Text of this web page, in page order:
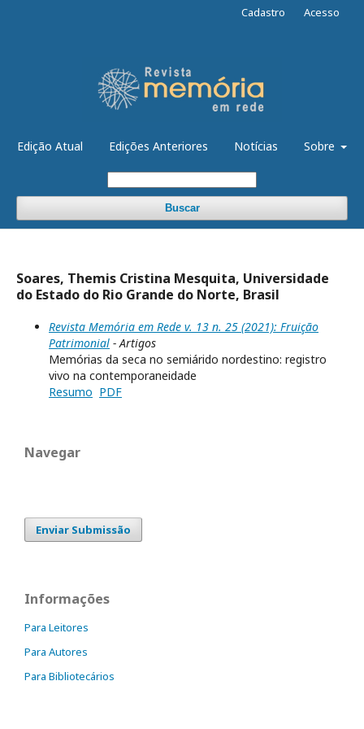
Edição Atual Edições Anteriores Notícias Sobre
Buscar
Cadastro Acesso
Soares, Themis Cristina Mesquita, Universidade
do Estado do Rio Grande do Norte, Brasil
Revista Memória em Rede v. 13 n. 25 (2021): Fruição
Patrimonial - Artigos
Memórias da seca no semiárido nordestino: registro
vivo na contemporaneidade
Resumo PDF
Navegar
Enviar Submissão
Informações
Para Leitores
Para Autores
Para Bibliotecários